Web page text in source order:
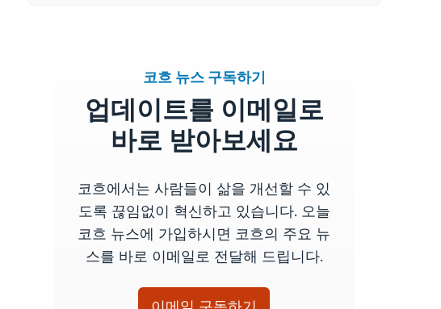
코흐 뉴스 구독하기
업데이트를 이메일로
바로 받아보세요
코흐에서는 사람들이 삶을 개선할 수 있
도록 끊임없이 혁신하고 있습니다. 오늘
코흐 뉴스에 가입하시면 코흐의 주요 뉴
스를 바로 이메일로 전달해 드립니다.